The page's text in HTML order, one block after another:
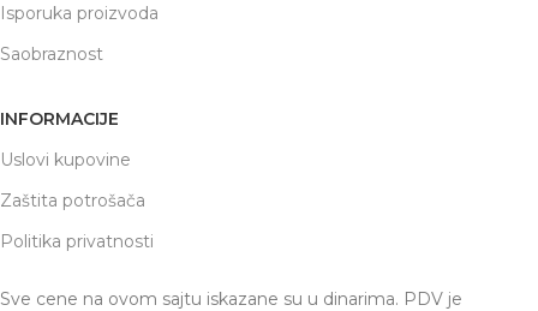
Isporuka proizvoda
Saobraznost
INFORMACIJE
Uslovi kupovine
Zaštita potrošača
Politika privatnosti
Sve cene na ovom sajtu iskazane su u dinarima. PDV je